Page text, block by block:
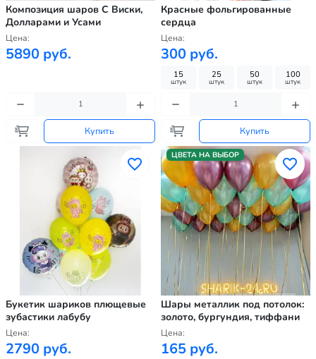
Композиция шаров С Виски,
Долларами и Усами
Цена:
5890 руб.
Купить
Красные фольгированные
сердца
Цена:
300 руб.
15
штук
25
штук
50
штук
100
штук
Купить
Букетик шариков плющевые
зубастики лабубу
Цена:
2790 руб.
ЦВЕТА НА ВЫБОР
Шары металлик под потолок:
золото, бургундия, тиффани
Цена:
165 руб.